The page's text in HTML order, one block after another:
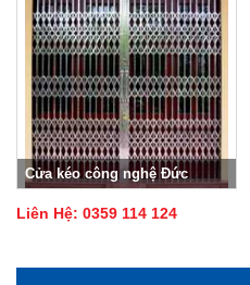
Cửa kéo công nghệ Đức
Liên Hệ: 0359 114 124